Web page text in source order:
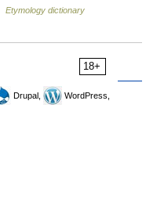
Etymology dictionary
18+
Drupal,
WordPress,